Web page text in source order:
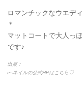
ロマンチックなウエデ
＊
マットコートで大人っ
です♪
出展：
esネイルの公式HPはこちら♡